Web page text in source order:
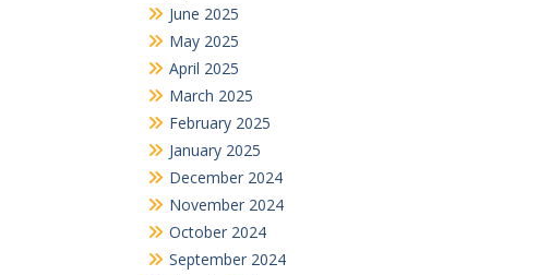
June 2025
May 2025
April 2025
March 2025
February 2025
January 2025
December 2024
November 2024
October 2024
September 2024